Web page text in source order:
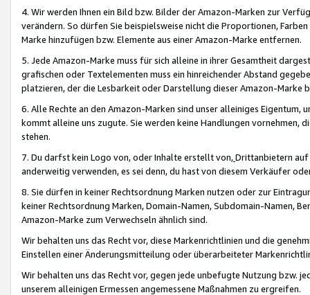
4. Wir werden Ihnen ein Bild bzw. Bilder der Amazon-Marken zur
verändern. So dürfen Sie beispielsweise nicht die Proportionen,
Marke hinzufügen bzw. Elemente aus einer Amazon-Marke entfernen.
5. Jede Amazon-Marke muss für sich alleine in ihrer Gesamtheit
grafischen oder Textelementen muss ein hinreichender Abstand
platzieren, der die Lesbarkeit oder Darstellung dieser Amazon-Marke
6. Alle Rechte an den Amazon-Marken sind unser alleiniges
kommt alleine uns zugute. Sie werden keine Handlungen vornehmen,
stehen.
7. Du darfst kein Logo von, oder Inhalte erstellt von,Drittanbietern auf
anderweitig verwenden, es sei denn, du hast von diesem Verkäufer
8. Sie dürfen in keiner Rechtsordnung Marken nutzen oder zur
keiner Rechtsordnung Marken, Domain-Namen, Subdomain-Namen,
Amazon-Marke zum Verwechseln ähnlich sind.
Wir behalten uns das Recht vor, diese Markenrichtlinien und die
Einstellen einer Änderungsmitteilung oder überarbeiteter
Wir behalten uns das Recht vor, gegen jede unbefugte Nutzung bzw.
unserem alleinigen Ermessen angemessene Maßnahmen zu ergreifen.